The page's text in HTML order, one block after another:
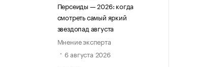
Персеиды — 2026: когда
смотреть самый яркий
звездопад августа
Мнение эксперта
6 августа 2026